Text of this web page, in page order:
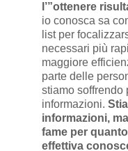
l’”ottenere
io conosca sa
list per
necessari più
maggiore
parte delle
stiamo soffrendo
informazioni.
informazioni,
fame per
effettiva